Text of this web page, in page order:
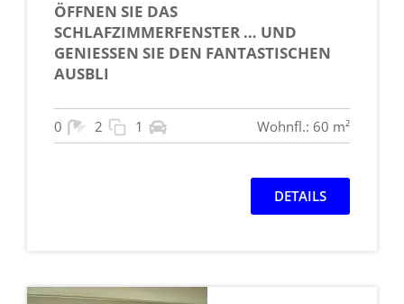
ÖFFNEN SIE DAS
SCHLAFZIMMERFENSTER … UND
GENIESSEN SIE DEN FANTASTISCHEN A
USBLI
0 2 1 Wohnfl.: 60 m²
DETAILS